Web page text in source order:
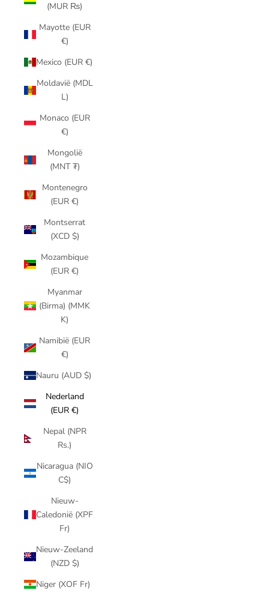
(MUR ₨)
Mayotte (EUR
€)
Mexico (EUR €)
Moldavië (MDL
L)
Monaco (EUR
€)
Mongolië
(MNT ₮)
Montenegro
(EUR €)
Montserrat
(XCD $)
Mozambique
(EUR €)
Myanmar
(Birma) (MMK
K)
Namibië (EUR
€)
Nauru (AUD $)
Nederland
(EUR €)
Nepal (NPR
Rs.)
Nicaragua (NIO
C$)
Nieuw-
Caledonië (XPF
Fr)
Nieuw-Zeeland
(NZD $)
Niger (XOF Fr)